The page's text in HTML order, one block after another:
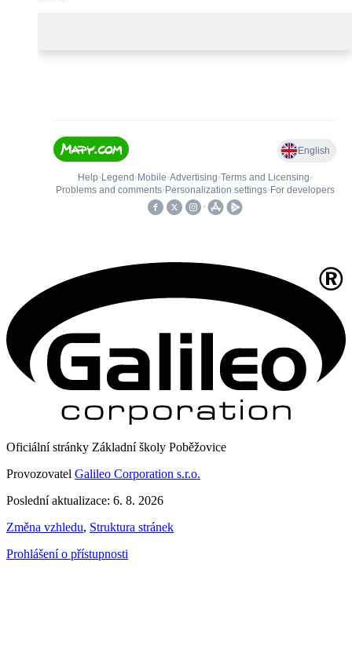
Oficiální stránky Základní školy Poběžovice
Provozovatel Galileo Corporation s.r.o.
Poslední aktualizace: 6. 8. 2026
Změna vzhledu, Struktura stránek
Prohlášení o přístupnosti